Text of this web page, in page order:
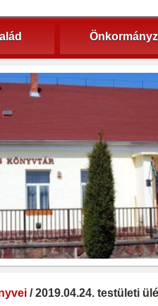
/ 2019.04.24. testületi